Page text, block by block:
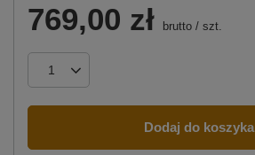
769,00 zł brutto / szt.
Dodaj do koszyka